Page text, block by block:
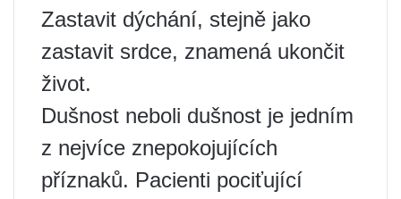
Zastavit dýchání, stejně jako
zastavit srdce, znamená ukončit
život.
Dušnost neboli dušnost je jedním
z nejvíce znepokojujících
příznaků. Pacienti pociťující